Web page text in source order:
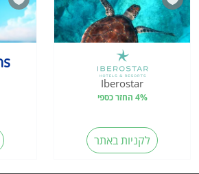
Iberostar
4% החזר כספי
לקניות באתר